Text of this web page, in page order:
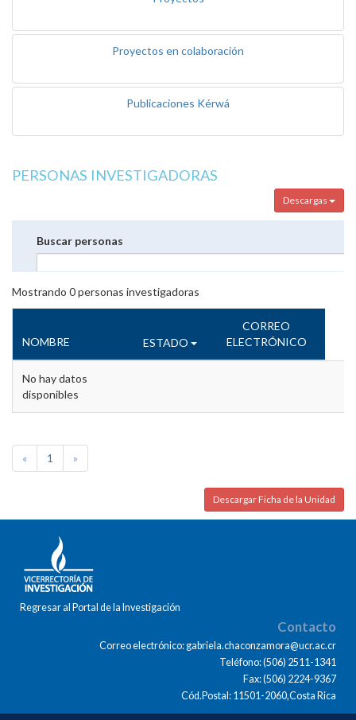
Proyectos en colaboración
Publicaciones Kérwá
PERSONAS INVESTIGADORAS
Descargas
Buscar personas
Mostrando 0personas investigadoras
NOMBRE ESTADO
CORREO
ELECTRÓNICO
No hay datos
disponibles
« 1 »
Descargar Ficha de la Unidad
Regresar al Portal de la Investigación
Contacto
Correo electrónico: gabriela.chaconzamora@ucr.ac.cr
Teléfono: (506) 2511-1341
Fax: (506) 2224-9367
Cód.Postal: 11501-2060,Costa Rica